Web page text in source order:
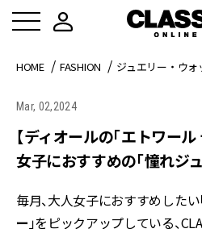
HOME FASHION ジュエリー・ウォ
Mar, 02,2024
【ディオールの「エトワール
女子におすすめの「憧れジ
毎月、大人女子におすすめしたい
ー」をピックアップしている、